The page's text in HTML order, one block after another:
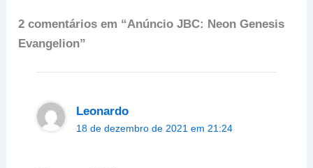
2 comentários em “Anúncio JBC: Neon Genesis
Evangelion”
Leonardo
18 de dezembro de 2021 em 21:24